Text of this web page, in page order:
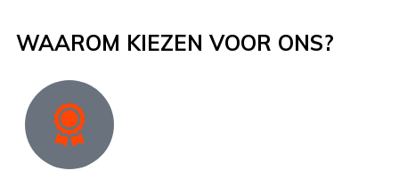
WAAROM KIEZEN VOOR ONS?